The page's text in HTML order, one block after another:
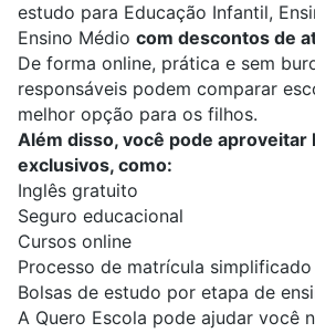
estudo para Educação Infantil,
Ensino Médio com descontos de
De forma online, prática e sem
responsáveis podem comparar
melhor opção para os filhos.
Além disso, você pode aproveitar
exclusivos, como:
Inglês gratuito
Seguro educacional
Cursos online
Processo de matrícula simplificado
Bolsas de estudo por etapa de
A Quero Escola pode ajudar você